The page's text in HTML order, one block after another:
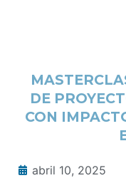
DE
CON
abril 10, 2025